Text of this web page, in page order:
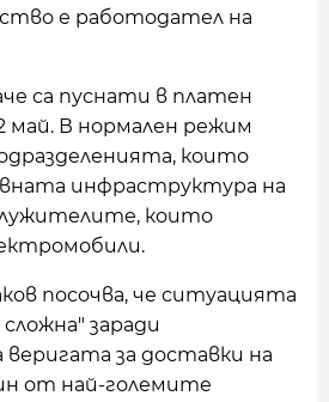
е работодател на
са пуснати в платен
май. В нормален режим
които
инфраструктура на
които
посочва, че ситуацията
заради
веригата за доставки на
от най-големите